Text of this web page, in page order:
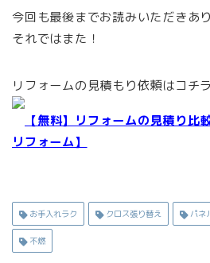
今回も最後までお読みいただきあ
それではまた！
リフォームの見積もり依頼はコチ
【無料】リフォームの見積り比
リフォーム】
お手入れラク クロス張り替え パネ
不燃